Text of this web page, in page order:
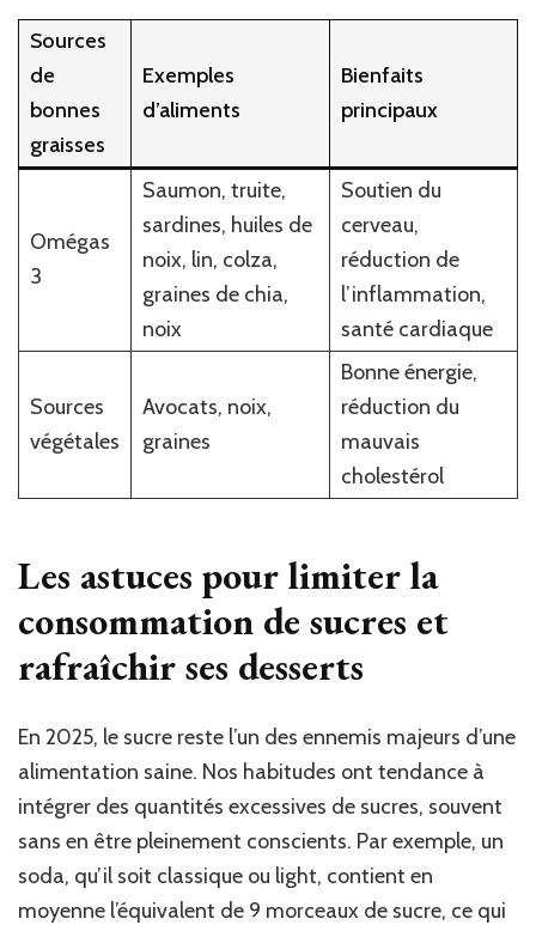
Sources
de
bonnes
graisses
Exemples
d’aliments
Bienfaits
principaux
Omégas
3
Saumon, truite,
sardines, huiles de
noix, lin, colza,
graines de chia,
noix
Soutien du
cerveau,
réduction de
l’inflammation,
santé cardiaque
Sources
végétales
Avocats, noix,
graines
Bonne énergie,
réduction du
mauvais
cholestérol
Les astuces pour limiter la
consommation de sucres et
rafraîchir ses desserts
En 2025, le sucre reste l’un des ennemis majeurs d’une
alimentation saine. Nos habitudes ont tendance à
intégrer des quantités excessives de sucres, souvent
sans en être pleinement conscients. Par exemple, un
soda, qu’il soit classique ou light, contient en
moyenne l’équivalent de 9 morceaux de sucre, ce qui